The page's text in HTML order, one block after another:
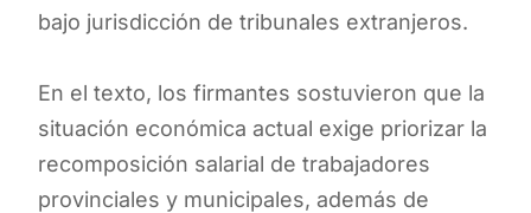
bajo jurisdicción de tribunales extranjeros.
En el texto, los firmantes sostuvieron que la
situación económica actual exige priorizar la
recomposición salarial de trabajadores
provinciales y municipales, además de